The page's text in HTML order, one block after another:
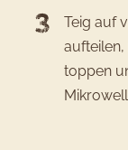
Teig auf
toppen